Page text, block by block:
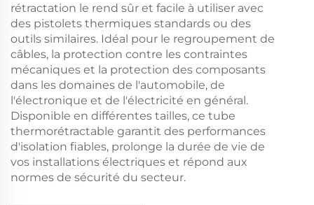
rétractation le rend sûr et facile à utiliser avec
des pistolets thermiques standards ou des
outils similaires. Idéal pour le regroupement de
câbles, la protection contre les contraintes
mécaniques et la protection des composants
dans les domaines de l'automobile, de
l'électronique et de l'électricité en général.
Disponible en différentes tailles, ce tube
thermorétractable garantit des performances
d'isolation fiables, prolonge la durée de vie de
vos installations électriques et répond aux
normes de sécurité du secteur.